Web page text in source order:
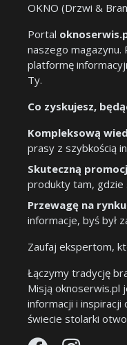
OKNO (Drzwi &
Portal
naszego magazynu.
platformę
Ty.
Co zyskujesz,
Kompleksową
prasy z szybkością
Skuteczną
produkty tam, gdzie
Przewagę na
informacje, byś był
Zaufaj ekspertom,
Łączymy tradycję
Misją oknoserwis.pl
informacji i
świecie stolarki